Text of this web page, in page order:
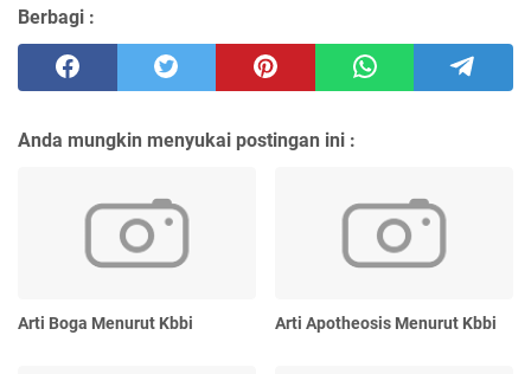
Berbagi :
Anda mungkin menyukai postingan ini :
Arti Boga Menurut Kbbi Arti Apotheosis Menurut Kbbi